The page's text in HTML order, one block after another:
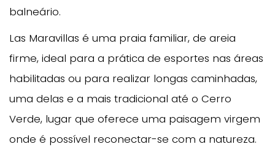
balneário.
Las Maravillas é uma praia familiar, de areia
firme, ideal para a prática de esportes nas áreas
habilitadas ou para realizar longas caminhadas,
uma delas e a mais tradicional até o Cerro
Verde, lugar que oferece uma paisagem virgem
onde é possível reconectar-se com a natureza.